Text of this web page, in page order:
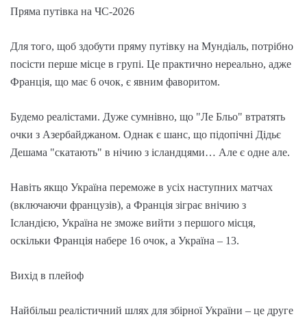
Пряма путівка на ЧС-2026
Для того, щоб здобути пряму путівку на Мундіаль, потрібно
посісти перше місце в групі. Це практично нереально, адже
Франція, що має 6 очок, є явним фаворитом.
Будемо реалістами. Дуже сумнівно, що "Ле Бльо" втратять
очки з Азербайджаном. Однак є шанс, що підопічні Дідьє
Дешама "скатають" в нічию з ісландцями… Але є одне але.
Навіть якщо Україна переможе в усіх наступних матчах
(включаючи французів), а Франція зіграє внічию з
Ісландією, Україна не зможе вийти з першого місця,
оскільки Франція набере 16 очок, а Україна – 13.
Вихід в плейоф
Найбільш реалістичний шлях для збірної України – це друге